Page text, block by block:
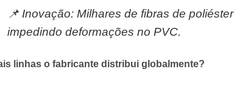
📌 Inovação: Milhares de fibras de
impedindo deformações no PVC.
linhas o fabricante distribui globalmente?